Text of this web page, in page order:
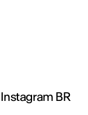
Instagram BR